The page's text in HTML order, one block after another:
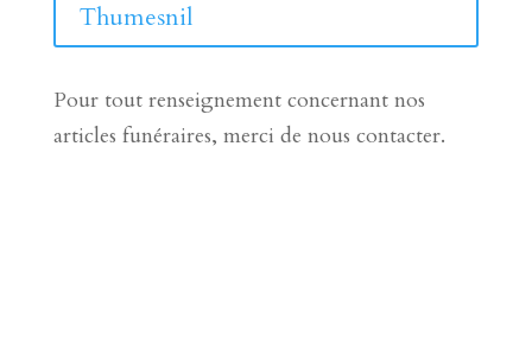
Thumesnil
Pour tout renseignement concernant nos
articles funéraires, merci de nous contacter.